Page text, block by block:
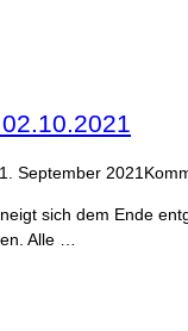
September 2021
sich dem Ende
Alle …